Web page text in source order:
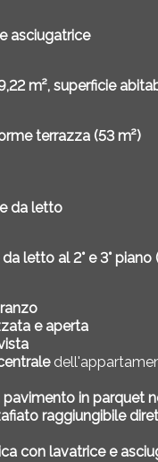
asciugatrice
m², superficie
terrazza (53 m²)
da letto
letto al 2° e 3° piano
e aperta
in parquet
raggiungibile
con lavatrice e